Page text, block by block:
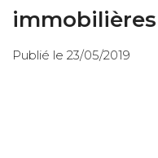
immobilières
Publié le 23/05/2019